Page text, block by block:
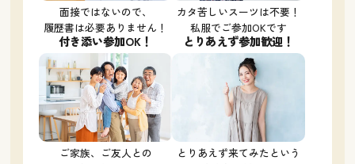
面接ではないので、
履歴書は必要ありません！
カタ苦しいスーツは不要！
私服でご参加OKです
付き添い参加OK！
ご家族、ご友人との
とりあえず参加歓迎！
とりあえず来てみたという